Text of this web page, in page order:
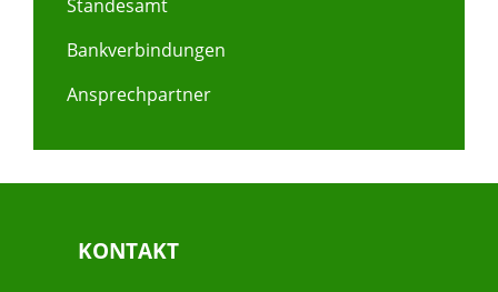
Standesamt
Bankverbindungen
Ansprechpartner
KONTAKT